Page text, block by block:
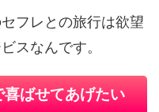
フレとの旅行は欲望
スなんです。
ばせてあげたい